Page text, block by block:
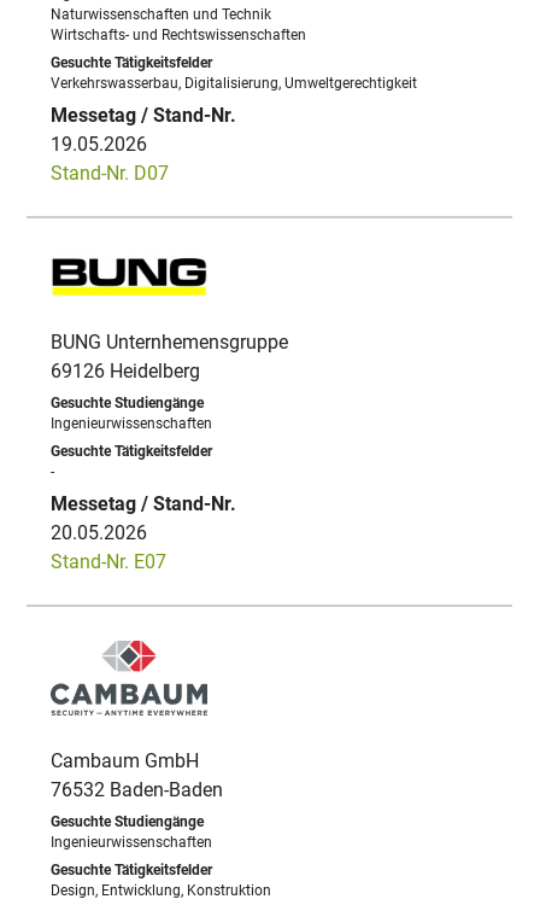
Naturwissenschaften und Technik
Wirtschafts- und Rechtswissenschaften
Verkehrswasserbau, Digitalisierung, Umweltgerechtigkeit
19.05.2026
Stand-Nr. D07
BUNG Unternhemensgruppe
69126 Heidelberg
Ingenieurwissenschaften
-
20.05.2026
Stand-Nr. E07
Cambaum GmbH
76532 Baden-Baden
Ingenieurwissenschaften
Design, Entwicklung, Konstruktion